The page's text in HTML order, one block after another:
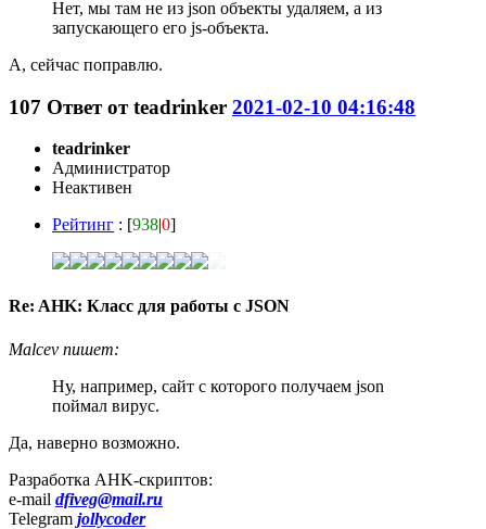
Нет, мы там не из json объекты удаляем, а из
запускающего его js-объекта.
А, сейчас поправлю.
107 Ответ отteadrinker 2021-02-10 04:16:48
teadrinker
Администратор
Неактивен
Рейтинг : [938|0]
Re: AHK: Класс для работы с JSON
Malcev пишет:
Ну, например, сайт с которого получаем json
поймал вирус.
Да, наверно возможно.
Разработка AHK-скриптов:
e-mail dfiveg@mail.ru
Telegram jollycoder